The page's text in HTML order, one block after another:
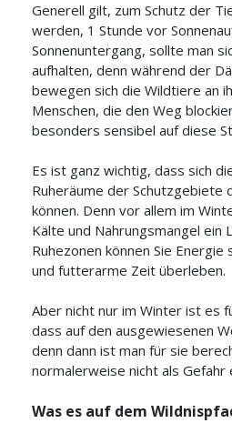
Generell gilt, zum Schutz der
werden, 1 Stunde vor
Sonnenuntergang, sollte man
aufhalten, denn während der
bewegen sich die Wildtiere an
Menschen, die den Weg
besonders sensibel auf diese
Es ist ganz wichtig, dass sich
Ruheräume der Schutzgebiete
können. Denn vor allem im
Kälte und Nahrungsmangel ein
Ruhezonen können Sie
und futterarme Zeit überleben.
Aber nicht nur im Winter ist es
dass auf den ausgewiesenen
denn dann ist man für sie
normalerweise nicht als Gefahr
Was es auf dem